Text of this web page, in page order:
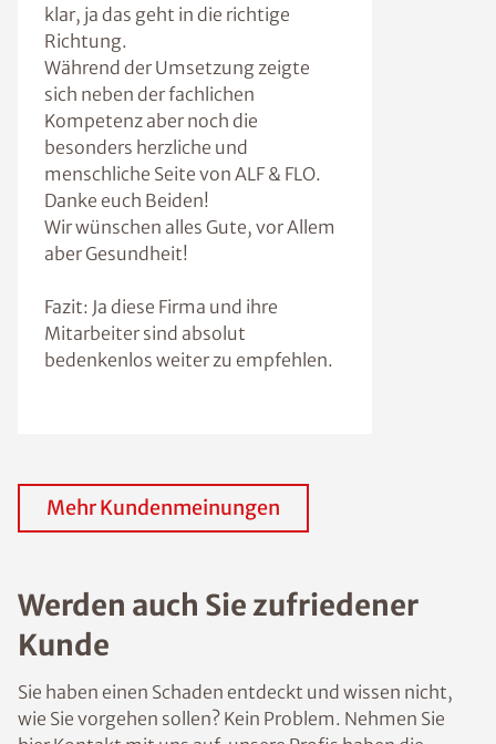
klar, ja das geht in die richtige
Richtung.
Während der Umsetzung zeigte
sich neben der fachlichen
Kompetenz aber noch die
besonders herzliche und
menschliche Seite von ALF & FLO.
Danke euch Beiden!
Wir wünschen alles Gute, vor Allem
aber Gesundheit!
Fazit: Ja diese Firma und ihre
Mitarbeiter sind absolut
bedenkenlos weiter zu empfehlen.
Mehr Kundenmeinungen
Werden auch Sie zufriedener
Kunde
Sie haben einen Schaden entdeckt und wissen nicht,
wie Sie vorgehen sollen? Kein Problem. Nehmen Sie